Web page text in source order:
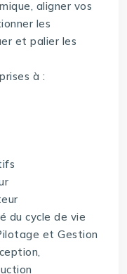
aligner vos
les
et palier les
à :
du cycle de vie
et Gestion